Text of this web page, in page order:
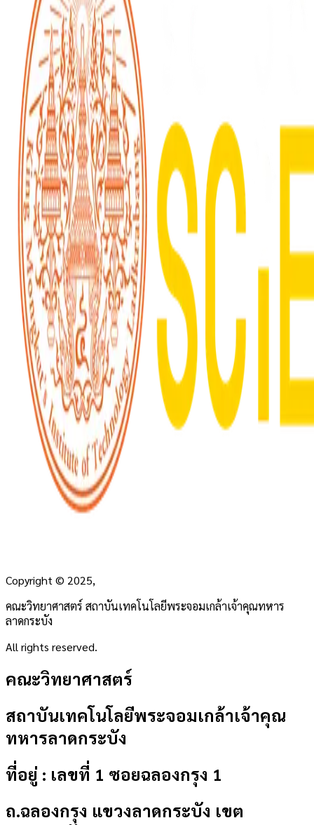
Copyright © 2025,
คณะวิทยาศาสตร์ สถาบันเทคโนโลยีพระจอมเกล้าเจ้าคุณทหาร
ลาดกระบัง
All rights reserved.
คณะวิทยาศาสตร์
สถาบันเทคโนโลยีพระจอมเกล้าเจ้าคุณ
ทหารลาดกระบัง
ที่อยู่ : เลขที่ 1 ซอยฉลองกรุง 1
ถ.ฉลองกรุง แขวงลาดกระบัง เขต